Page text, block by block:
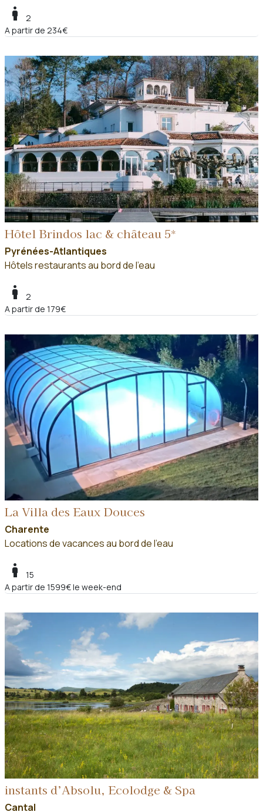
boy
2
A partir de 234€
Hôtel Brindos lac & château 5*
Pyrénées-Atlantiques
Hôtels restaurants au bord de l'eau
boy
2
A partir de 179€
La Villa des Eaux Douces
Charente
Locations de vacances au bord de l'eau
boy
15
A partir de 1599€ le week-end
instants d’Absolu, Ecolodge & Spa
Cantal